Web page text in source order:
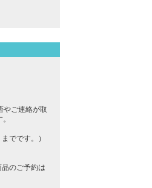
やご連絡が取
でです。）
のご予約は